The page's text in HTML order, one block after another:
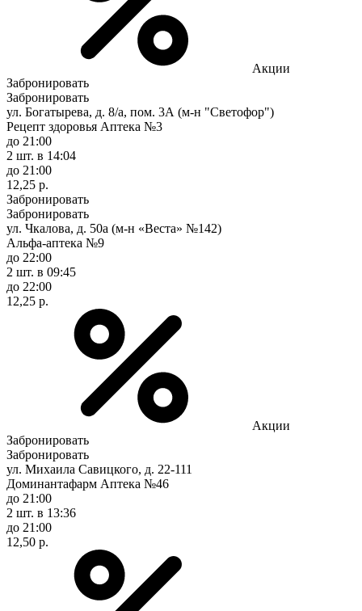
Акции
Забронировать
Забронировать
ул. Богатырева, д. 8/а, пом. 3А (м-н "Светофор")
Рецепт здоровья Аптека №3
до 21:00
2 шт. в 14:04
до 21:00
12,25 р.
Забронировать
Забронировать
ул. Чкалова, д. 50а (м-н «Веста» №142)
Альфа-аптека №9
до 22:00
2 шт. в 09:45
до 22:00
12,25 р.
Акции
Забронировать
Забронировать
ул. Михаила Савицкого, д. 22-111
Доминантафарм Аптека №46
до 21:00
2 шт. в 13:36
до 21:00
12,50 р.